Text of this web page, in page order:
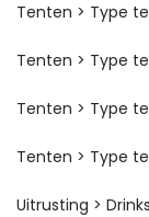
Tenten > Type
Tenten > Type
Tenten > Type
Tenten > Type
Uitrusting >